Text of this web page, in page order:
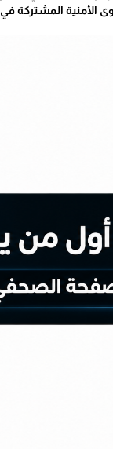
الأمنية المشتركة